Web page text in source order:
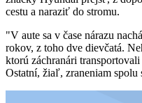
cestu a naraziť do stromu.
"V aute sa v čase nárazu
rokov, z toho dve dievčatá.
ktorú záchranári
Ostatní, žiaľ, zraneniam